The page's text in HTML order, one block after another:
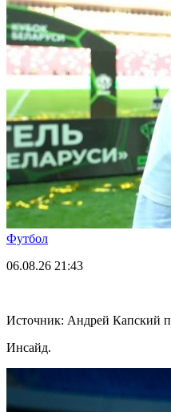
Футбол
06.08.26 21:43
Источник: Андрей Капский
Инсайд.